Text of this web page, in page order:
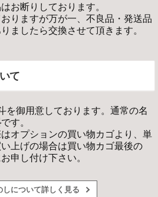
お断りしております。
りますが万が一、不良品・発送品
ましたら交換させて頂きます。
て
を御用意しております。通常の名
です。
オプションの買い物カゴより、単
上げの場合は買い物カゴ最後の
申し付け下さい。
しについて詳しく見る